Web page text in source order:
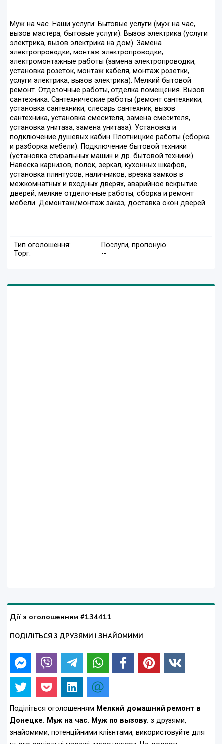
Муж на час. Наши услуги: Бытовые услуги (муж на час,
вызов мастера, бытовые услуги). Вызов электрика (услуги
электрика, вызов электрика на дом). Замена
электропроводки, монтаж электропроводки,
электромонтажные работы (замена электропроводки,
установка розеток, монтаж кабеля, монтаж розетки,
услуги электрика, вызов электрика). Мелкий бытовой
ремонт. Отделочные работы, отделка помещения. Вызов
сантехника. Сантехнические работы (ремонт сантехники,
установка сантехники, слесарь сантехник, вызов
сантехника, установка смесителя, замена смесителя,
установка унитаза, замена унитаза). Установка и
подключение душевых кабин. Плотницкие работы (сборка
и разборка мебели). Подключение бытовой техники
(установка стиральных машин и др. бытовой техники).
Навеска карнизов, полок, зеркал, кухонных шкафов,
установка плинтусов, наличников, врезка замков в
межкомнатных и входных дверях, аварийное вскрытие
дверей, мелкие отделочные работы, сборка и ремонт
мебели. Демонтаж/монтаж заказ, доставка окон дверей.
Тип оголошення:
Послуги, пропоную
Торг:
--
Дії з оголошенням #134411
ПОДІЛІТЬСЯ З ДРУЗЯМИ І ЗНАЙОМИМИ
Поділіться оголошенням Мелкий домашний ремонт в
Донецке. Муж на час. Муж по вызову. з друзями,
знайомими, потенційними клієнтами, використовуйте для